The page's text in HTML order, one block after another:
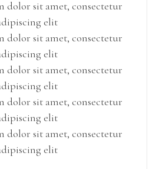
dolor sit amet, consectetur
elit
dolor sit amet, consectetur
elit
dolor sit amet, consectetur
elit
dolor sit amet, consectetur
elit
dolor sit amet, consectetur
elit